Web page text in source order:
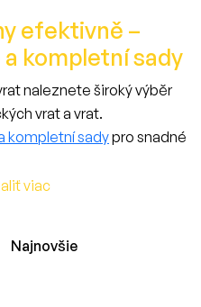
efektivně –
kompletní sady
naleznete široký výběr
vrat a vrat.
kompletní sadypro snadné
s různými typy vrat,
signálu a vysokou úroveň
viac
Najnovšie